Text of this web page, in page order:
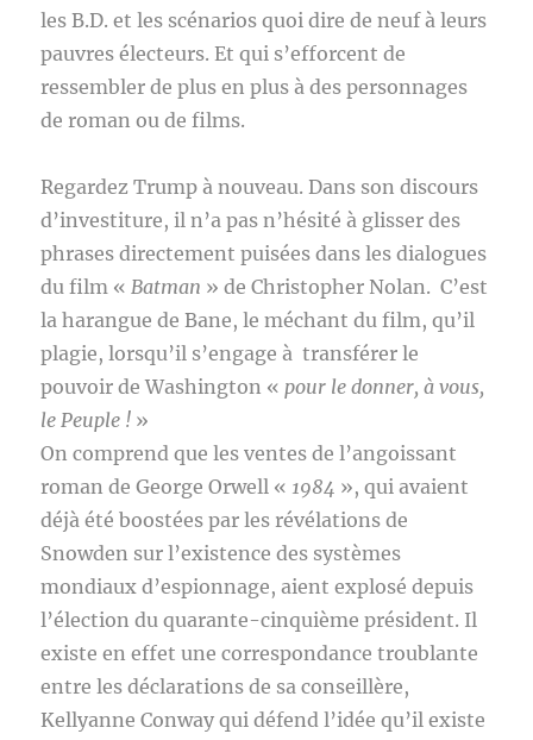
les B.D. et les scénarios quoi dire de neuf à leurs
pauvres électeurs. Et qui s’efforcent de
ressembler de plus en plus à des personnages
de roman ou de films.
Regardez Trump à nouveau. Dans son discours
d’investiture, il n’a pas n’hésité à glisser des
phrases directement puisées dans les dialogues
du film «Batman » de Christopher Nolan. C’est
la harangue de Bane, le méchant du film, qu’il
plagie, lorsqu’il s’engage à transférer le
pouvoir de Washington « pour le donner, à vous,
le Peuple ! »
On comprend que les ventes de l’angoissant
roman de George Orwell « 1984 », qui avaient
déjà été boostées par les révélations de
Snowden sur l’existence des systèmes
mondiaux d’espionnage, aient explosé depuis
l’élection du quarante-cinquième président. Il
existe en effet une correspondance troublante
entre les déclarations de sa conseillère,
Kellyanne Conway qui défend l’idée qu’il existe